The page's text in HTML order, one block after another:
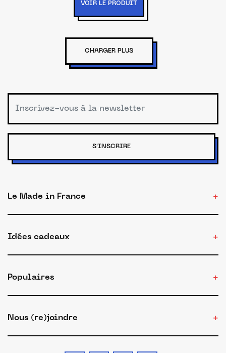
VOIR LE PRODUIT
CHARGER PLUS
S'INSCRIRE
Le Made in France
Idées cadeaux
Populaires
Nous (re)joindre